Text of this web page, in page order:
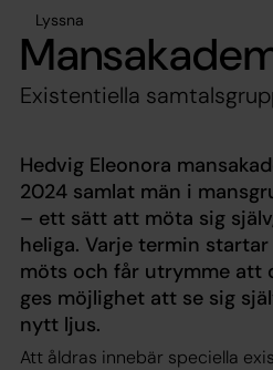
Lyssna
Existentiella
Hedvig Eleonora
2024 samlat män i
– ett sätt att möta sig
heliga. Varje termin
möts och får utrymme att
ges möjlighet att se sig
nytt ljus.
Att åldras innebär speciella